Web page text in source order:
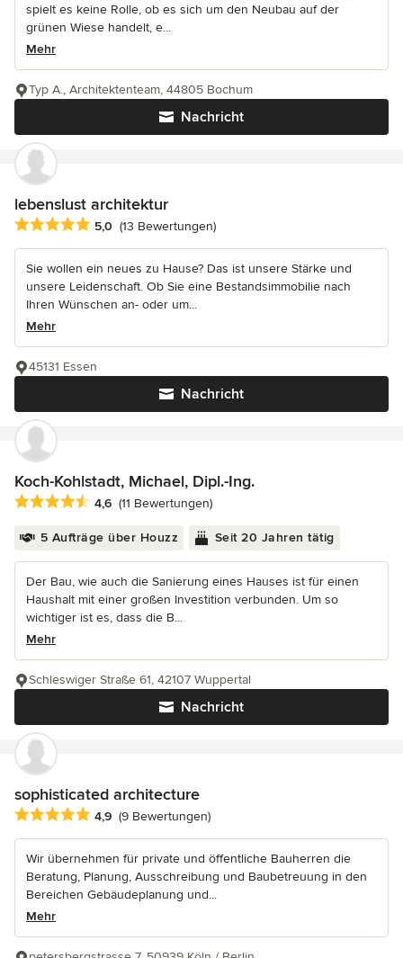
spielt es keine Rolle, ob es sich um den Neubau auf der
grünen Wiese handelt, e...
Mehr
Nachricht
Typ A., Architektenteam, 44805 Bochum
lebenslust architektur
Durchschnittliche Bewertung: 5 von 5 Sternen
5,0 (13 Bewertungen)
Sie wollen ein neues zu Hause? Das ist unsere Stärke und
unsere Leidenschaft. Ob Sie eine Bestandsimmobilie nach
Ihren Wünschen an- oder um...
Mehr
Nachricht
45131 Essen
Koch-Kohlstadt, Michael, Dipl.-Ing.
Durchschnittliche Bewertung: 4.6 von 5 Sternen
4,6 (11 Bewertungen)
5 Aufträge über Houzz Seit 20 Jahren tätig
Der Bau, wie auch die Sanierung eines Hauses ist für einen
Haushalt mit einer großen Investition verbunden. Um so
wichtiger ist es, dass die B...
Mehr
Nachricht
Schleswiger Straße 61, 42107 Wuppertal
sophisticated architecture
Durchschnittliche Bewertung: 4.9 von 5 Sternen
4,9 (9 Bewertungen)
Wir übernehmen für private und öffentliche Bauherren die
Beratung, Planung, Ausschreibung und Baubetreuung in den
Bereichen Gebäudeplanung und...
Mehr